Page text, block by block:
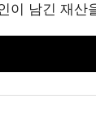
이 남긴 재산